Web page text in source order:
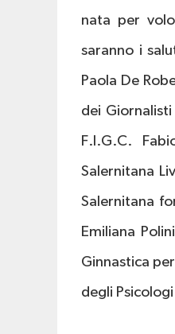
nata per
saranno i
Paola De
dei
F.I.G.C.
Salernitana
Salernitana
Emiliana
Ginnastica
degli